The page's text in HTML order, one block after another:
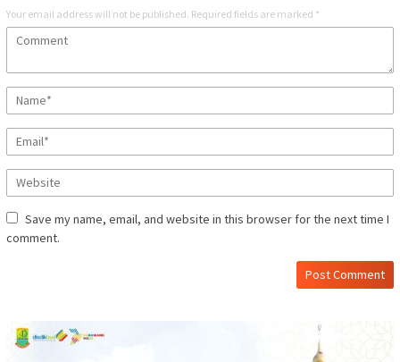
Your email address will not be published. Required fields are marked *
Save my name, email, and website in this browser for the next time I
comment.